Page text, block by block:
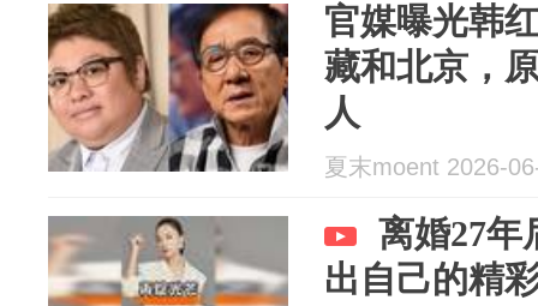
官媒曝光韩
藏和北京，
人
夏末moent 2026-
离婚27年
出自己的精